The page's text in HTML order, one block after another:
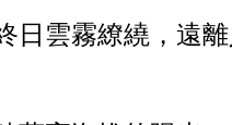
日雲霧繚繞，遠